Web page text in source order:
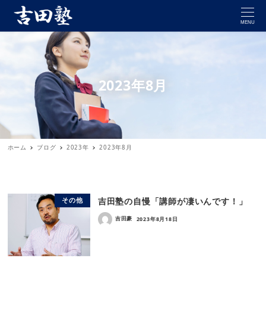
MENU
2023年8月
ホーム ブログ 2023年 2023年8月
その他 吉田塾の自慢「講師が凄いんです！」
吉田豪 2023年8月18日